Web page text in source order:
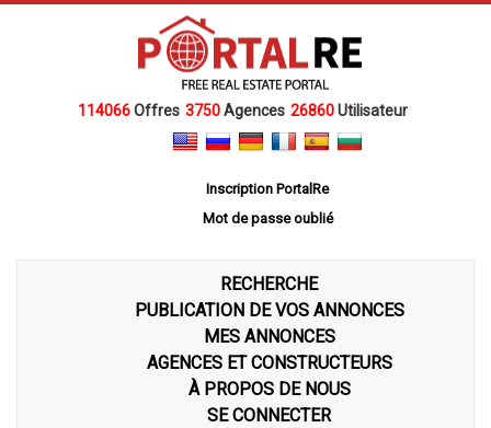
114066Offres 3750Agences 26860Utilisateur
Inscription PortalRe
Mot de passe oublié
RECHERCHE
PUBLICATION DE VOS ANNONCES
MES ANNONCES
AGENCES ET CONSTRUCTEURS
À PROPOS DE NOUS
SE CONNECTER